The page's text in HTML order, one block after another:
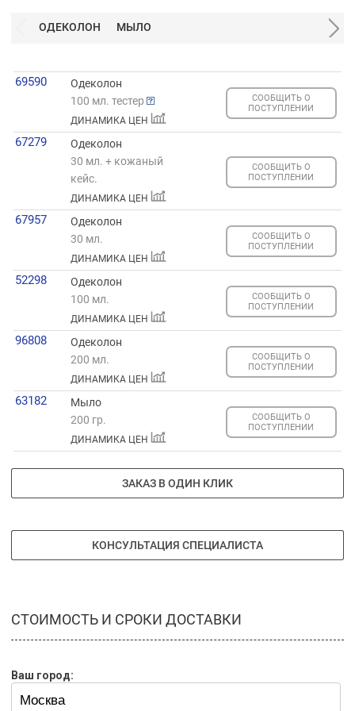
ОДЕКОЛОН МЫЛО
69590
Одеколон
100 мл. тестер
ДИНАМИКА ЦЕН
СООБЩИТЬ О
ПОСТУПЛЕНИИ
67279
Одеколон
30 мл. + кожаный
кейс.
ДИНАМИКА ЦЕН
СООБЩИТЬ О
ПОСТУПЛЕНИИ
67957
Одеколон
30 мл.
ДИНАМИКА ЦЕН
СООБЩИТЬ О
ПОСТУПЛЕНИИ
52298
Одеколон
100 мл.
ДИНАМИКА ЦЕН
СООБЩИТЬ О
ПОСТУПЛЕНИИ
96808
Одеколон
200 мл.
ДИНАМИКА ЦЕН
СООБЩИТЬ О
ПОСТУПЛЕНИИ
63182
Мыло
200 гр.
ДИНАМИКА ЦЕН
СООБЩИТЬ О
ПОСТУПЛЕНИИ
ЗАКАЗ В ОДИН КЛИК
КОНСУЛЬТАЦИЯ СПЕЦИАЛИСТА
СТОИМОСТЬ И СРОКИ ДОСТАВКИ
Ваш город: